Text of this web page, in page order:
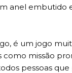
anel embutido
é um jogo
missão
pessoas que